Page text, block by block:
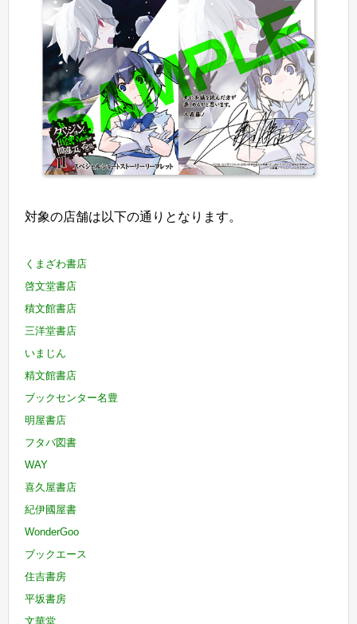
対象の店舗は以下の通りとなります。
くまざわ書店
啓文堂書店
積文館書店
三洋堂書店
いまじん
精文館書店
ブックセンター名豊
明屋書店
フタバ図書
WAY
喜久屋書店
紀伊國屋書
WonderGoo
ブックエース
住吉書房
平坂書房
文華堂